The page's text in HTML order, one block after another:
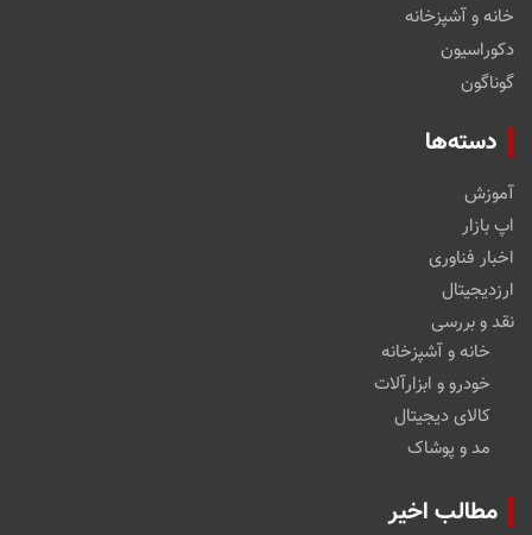
خانه و آشپزخانه
دکوراسیون
گوناگون
دسته‌ها
آموزش
اپ بازار
اخبار فناوری
ارزدیجیتال
نقد و بررسی
خانه و آشپزخانه
خودرو و ابزارآلات
کالای دیجیتال
مد و پوشاک
مطالب اخیر